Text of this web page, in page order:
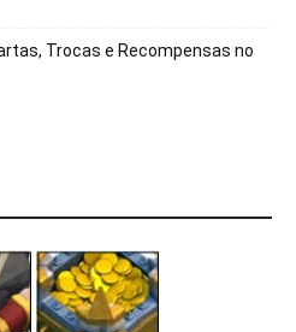
Trocas e Recompensas no